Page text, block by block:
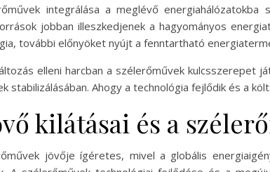
integrálása a meglévő
jobban illeszkedjenek a hagyományos
további előnyöket nyújt a fenntartható
elleni harcban a szélerőművek kulcsszerepet
stabilizálásában. Ahogy a technológia fejlődik és a
kilátásai és a
jövője ígéretes, mivel a globális